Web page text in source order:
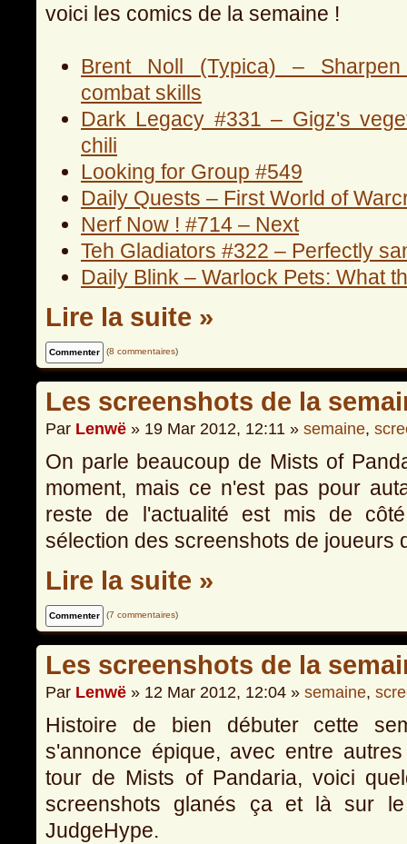
voici les comics de la semaine !
Brent Noll (Typica) –
combat skills
Dark Legacy #331 – Gigz's
chili
Looking for Group #549
Daily Quests – First World of
Nerf Now ! #714 – Next
Teh Gladiators #322 – Perfectly
Daily Blink – Warlock Pets: What
Lire la suite »
(8 commentaires)
Les screenshots de la
Par Lenwë » 19 Mar 2012, 12:11 » semaine,
On parle beaucoup de Mists of
moment, mais ce n'est pas pour
reste de l'actualité est mis de
sélection des screenshots de joueurs
Lire la suite »
(7 commentaires)
Les screenshots de la
Par Lenwë » 12 Mar 2012, 12:04 » semaine,
Histoire de bien débuter cette
s'annonce épique, avec entre
tour de Mists of Pandaria, voici
screenshots glanés ça et là sur
JudgeHype.